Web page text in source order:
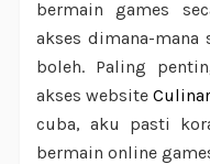
bermain games
akses dimana-
boleh. Paling
akses website
cuba, aku pasti
bermain online